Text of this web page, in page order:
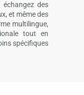
des
et même des
multilingue,
tout en
spécifiques